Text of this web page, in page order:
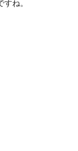
ね。